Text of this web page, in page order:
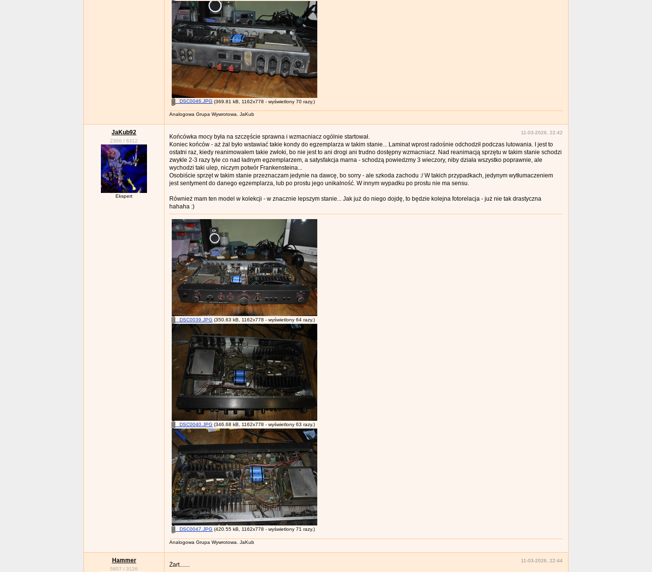
_DSC0046.JPG (369.81 kB, 1162x778 - wyświetlony 70 razy.)
Analogowa Grupa Wywrotowa. JaKub
JaKub92
2300 /6312
Ekspert
11-03-2026, 22:42
Końcówka mocy była na szczęście sprawna i wzmacniacz ogólnie startował.
Koniec końców - aż żal było wstawiać takie kondy do egzemplarza w takim stanie... Laminat wprost radośnie odchodził podczas lutowania. I jest to
ostatni raz, kiedy reanimowałem takie zwłoki, bo nie jest to ani drogi ani trudno dostępny wzmacniacz. Nad reanimacją sprzętu w takim stanie schodzi
zwykle 2-3 razy tyle co nad ładnym egzemplarzem, a satysfakcja marna - schodzą powiedzmy 3 wieczory, niby działa wszystko poprawnie, ale
wychodzi taki ulep, niczym potwór Frankensteina...
Osobiście sprzęt w takim stanie przeznaczam jedynie na dawcę, bo sorry - ale szkoda zachodu :/ W takich przypadkach, jedynym wytłumaczeniem
jest sentyment do danego egzemplarza, lub po prostu jego unikalność. W innym wypadku po prostu nie ma sensu.
Również mam ten model w kolekcji - w znacznie lepszym stanie... Jak już do niego dojdę, to będzie kolejna fotorelacja - już nie tak drastyczna
hahaha :)
_DSC0039.JPG (350.63 kB, 1162x778 - wyświetlony 64 razy.)
_DSC0040.JPG (346.68 kB, 1162x778 - wyświetlony 63 razy.)
_DSC0047.JPG (420.55 kB, 1162x778 - wyświetlony 71 razy.)
Analogowa Grupa Wywrotowa. JaKub
Hammer
5857 /3126
11-03-2026, 22:44
Żart.......